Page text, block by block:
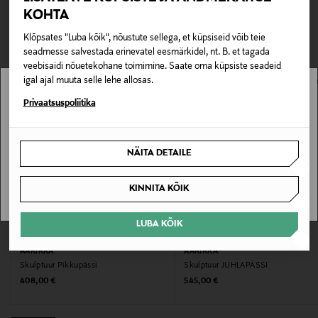
KOHTA
Klõpsates "Luba kõik", nõustute sellega, et küpsiseid võib teie
seadmesse salvestada erinevatel eesmärkidel, nt. B. et tagada
veebisaidi nõuetekohane toimimine. Saate oma küpsiste seadeid
igal ajal muuta selle lehe allosas.
Privaatsuspoliitika
NÄITA DETAILE
KINNITA KÕIK
LUBA KÕIK
ja soojust. Kõrgus 20 cm. Valmistatud käsitööna
Soomes.
Tootenumber
177436107
Materjal
Hooldusjuhendid
Puhastada niiske lapiga.
U300 VARNISHED WOOD
Suurus
Tarnimine pakiautomaati või postkontorisse
TEISED KLIENDID
VAATASID KA
EELIS KUPONGIGA
AARIKKA
Skulptuur Pikkupässi
Original Price
408,00 €
EELIS KUPONGIGA
AARIKKA
Skulptuur JUHLAPÄSSI
Original Price
545,00 €
Stockmann pole Sinu riigis saadaval.
SAAN ARU